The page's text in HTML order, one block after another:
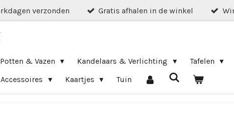
verzonden Gratis afhalen in de winkel
Potten & Vazen Kandelaars & Verlichting Tafelen
Accessoires Kaartjes Tuin